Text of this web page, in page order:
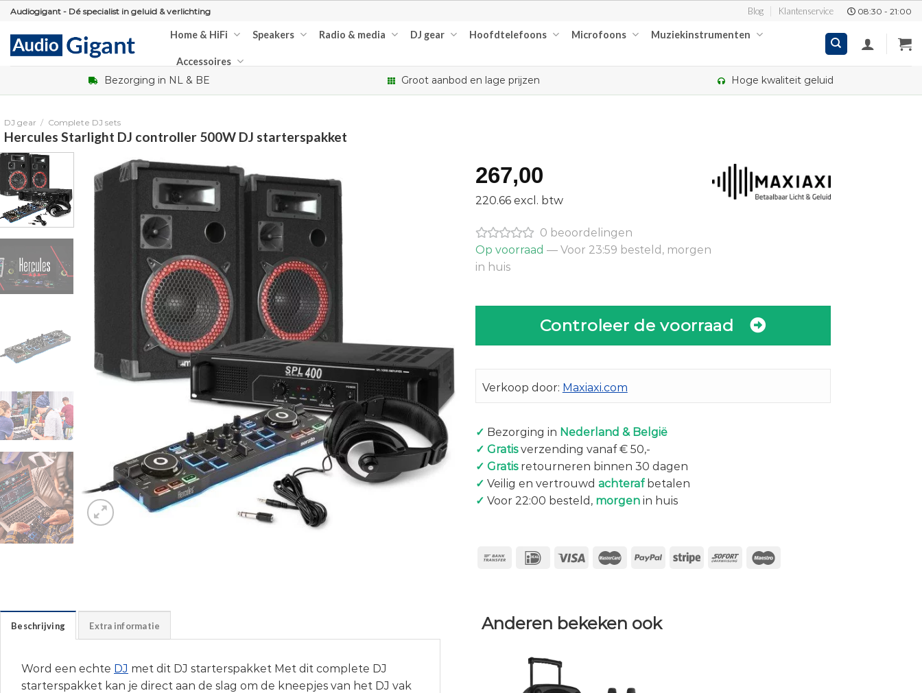
Skip
content
Audiogigant - Dé specialist in geluid & verlichting Blog Klantenservice 08:30 - 21:00
Home & HiFi Speakers Radio & media DJ gear Hoofdtelefoons Microfoons Muziekinstrumenten
Accessoires
Bezorging in NL & BE Groot aanbod en lage prijzen Hoge kwaliteit geluid
DJ gear / Complete DJ sets
Hercules Starlight DJ controller 500W DJ starterspakket
267,00
220.66 excl. btw
0 beoordelingen
Op voorraad — Voor 23:59 besteld, morgen
in huis
Controleer de voorraad
Verkoop door: Maxiaxi.com
✓ Bezorging in Nederland & België
✓ Gratisverzending vanaf € 50,-
✓ Gratisretourneren binnen 30 dagen
✓ Veilig en vertrouwd achterafbetalen
✓ Voor 22:00 besteld, morgenin huis
Beschrijving Extra informatie
Word een echte DJ met dit DJ starterspakket Met dit complete DJ
starterspakket kan je direct aan de slag om de kneepjes van het DJ vak
Anderen bekeken ook